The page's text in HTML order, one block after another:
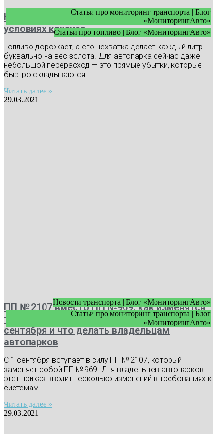
Статьи про мониторинг транспорта | Блог
«МониторингАвто»
Статьи про топливо | Блог «МониторингАвто»
Как экономить топливо в автопарке в
условиях кризиса
Топливо дорожает, а его нехватка делает каждый литр
буквально на вес золота. Для автопарка сейчас даже
небольшой перерасход — это прямые убытки, которые
быстро складываются
Читать далее »
29.03.2021
Новости транспорта | Блог «МониторингАвто»
Статьи про мониторинг транспорта | Блог
«МониторингАвто»
ПП № 2107 вместо ПП №969: как изменятся
требования к видеонаблюдению с 1
сентября и что делать владельцам
автопарков
С 1 сентября вступает в силу ПП № 2107, который
заменяет собой ПП № 969. Для владельцев автопарков
этот приказ вводит несколько изменений в требованиях к
системам
Читать далее »
29.03.2021